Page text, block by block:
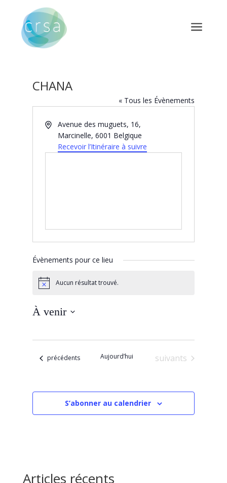
a
CHANA
« Tous les Évènements
AdresseAvenue des muguets, 16,
Marcinelle, 6001 Belgique
Recevoir l’Itinéraire à suivre
Évènements pour ce lieu
NoticeAucun résultat trouvé.
À venir
Évènements
précédents Aujourd’hui Évènements
suivants
S’abonner au calendrier
Articles récents